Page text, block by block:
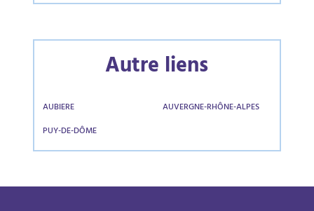
Autre liens
AUBIERE
PUY-DE-DÔME
AUVERGNE-RHÔNE-ALPES